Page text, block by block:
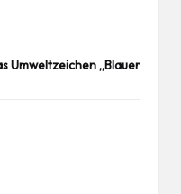
Umweltzeichen „Blauer